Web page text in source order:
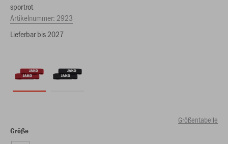
sportrot
Artikelnummer: 2923
Lieferbar bis 2027
Größentabelle
Größe